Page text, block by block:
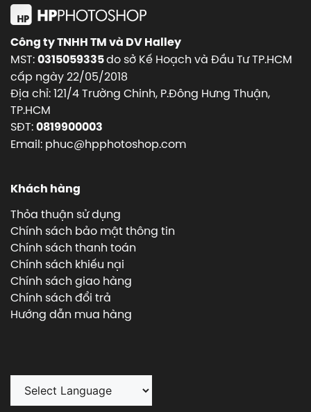
Công ty TNHH TM và DV Halley
MST:0315059335do sở Kế Hoạch và Đầu Tư TP.HCM
cấp ngày 22/05/2018
Địa chỉ: 121/4 Trường Chinh, P.Đông Hưng Thuận,
TP.HCM
SĐT:0819900003
Email: phuc@hpphotoshop.com
Khách hàng
Thỏa thuận sử dụng
Chính sách bảo mật thông tin
Chính sách thanh toán
Chính sách khiếu nại
Chính sách giao hàng
Chính sách đổi trả
Hướng dẫn mua hàng